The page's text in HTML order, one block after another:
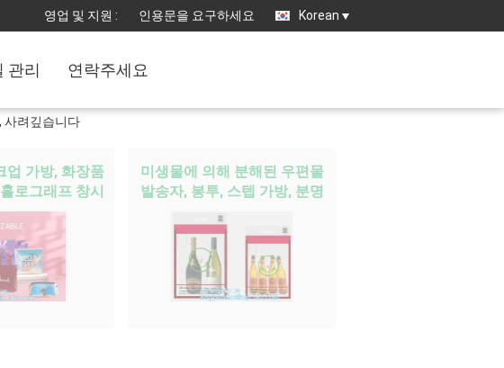
영업 및 지원 : 인용문을 요구하세요 Korean
관리 연락주세요
사려깊습니다
업 가방, 화장품
로그래프 창시
영복 패키지
미생물에 의해 분해된 우편물
발송자, 봉투, 스텝 가방, 분명
한 기질, 은행 공급, 보안, 안전
하, 예금